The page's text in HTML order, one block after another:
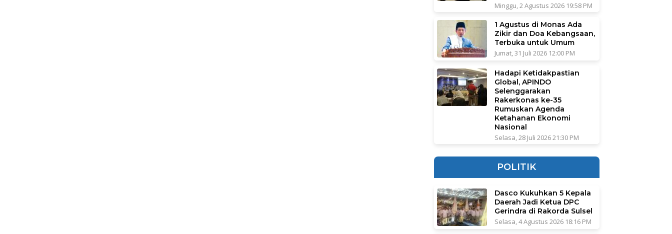
Minggu, 2 Agustus 2026 19:58 PM
1 Agustus di Monas Ada
Zikir dan Doa Kebangsaan,
Terbuka untuk Umum
Jumat, 31 Juli 2026 12:00 PM
Hadapi Ketidakpastian
Global, APINDO
Selenggarakan
Rakerkonas ke-35
Rumuskan Agenda
Ketahanan Ekonomi
Nasional
Selasa, 28 Juli 2026 21:30 PM
POLITIK
Dasco Kukuhkan 5 Kepala
Daerah Jadi Ketua DPC
Gerindra di Rakorda Sulsel
Selasa, 4 Agustus 2026 18:16 PM